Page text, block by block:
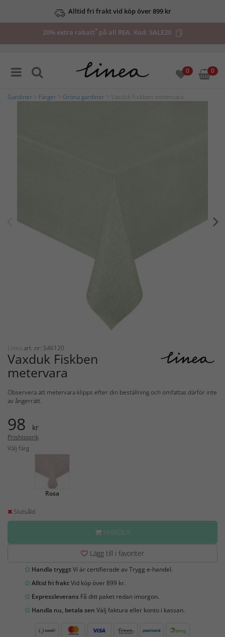
Alltid fri frakt vid köp över 899 kr
20% extra rabatt*på all REA. Kod: SALE20
0 0
Gardiner Färger Gröna gardiner > Vaxduk Fiskben metervara
Linea art. nr: 546120
Vaxduk Fiskben
metervara
Observera att metervara klipps efter din beställning och omfattas därför inte
av ångerrätt.
98 kr
Prishistorik
Välj färg
Rosa
Slutsåld
HANDLA
Lägg till i favoriter
Handla tryggtVi är certifierade av Trygg e-handel.
Alltid fri fraktVid köp över 899 kr.
Expressleverans Få ditt paket redan imorgon.
Handla nu, betala sen Välj faktura eller konto i kassan.